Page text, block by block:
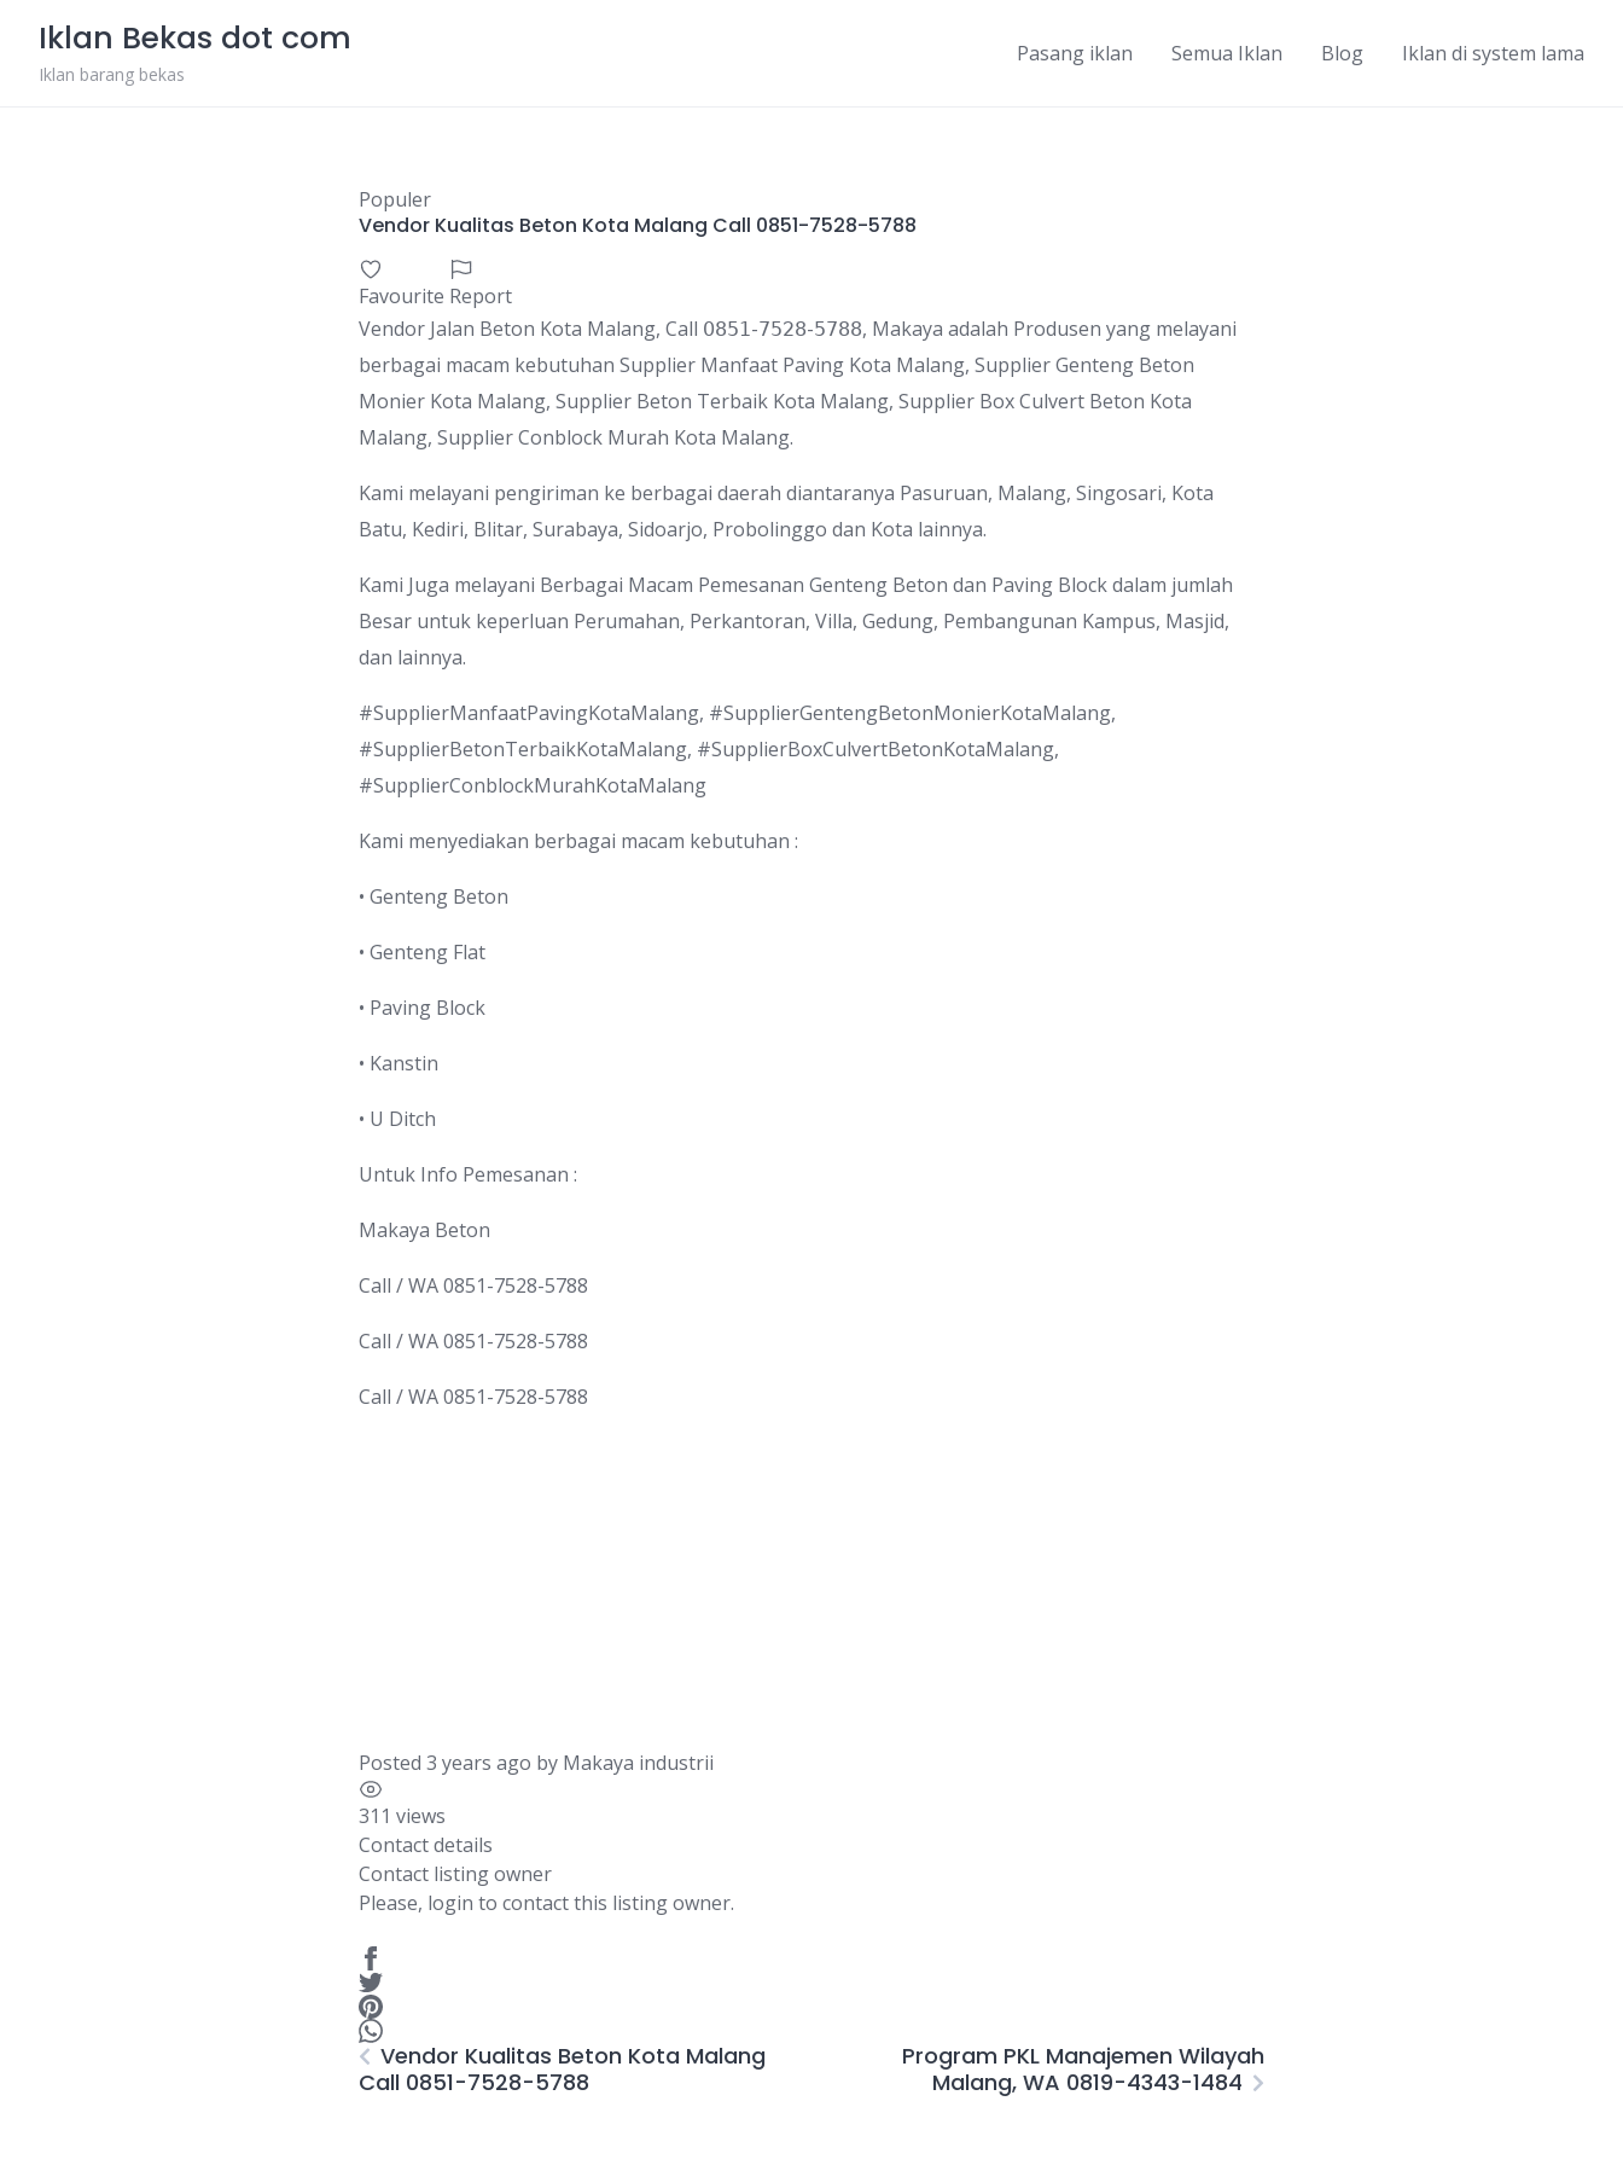
content
Iklan Bekas dot com
Iklan barang bekas
Pasang iklan Semua Iklan Blog Iklan di system lama
Populer
Vendor Kualitas Beton Kota Malang Call 0851-7528-5788
Favourite Report
Vendor Jalan Beton Kota Malang, Call 𝟢𝟪𝟧𝟣-𝟩𝟧𝟤𝟪-𝟧𝟩𝟪𝟪, Makaya adalah Produsen yang melayani
berbagai macam kebutuhan Supplier Manfaat Paving Kota Malang, Supplier Genteng Beton
Monier Kota Malang, Supplier Beton Terbaik Kota Malang, Supplier Box Culvert Beton Kota
Malang, Supplier Conblock Murah Kota Malang.
Kami melayani pengiriman ke berbagai daerah diantaranya Pasuruan, Malang, Singosari, Kota
Batu, Kediri, Blitar, Surabaya, Sidoarjo, Probolinggo dan Kota lainnya.
Kami Juga melayani Berbagai Macam Pemesanan Genteng Beton dan Paving Block dalam jumlah
Besar untuk keperluan Perumahan, Perkantoran, Villa, Gedung, Pembangunan Kampus, Masjid,
dan lainnya.
#SupplierManfaatPavingKotaMalang, #SupplierGentengBetonMonierKotaMalang,
#SupplierBetonTerbaikKotaMalang, #SupplierBoxCulvertBetonKotaMalang,
#SupplierConblockMurahKotaMalang
Kami menyediakan berbagai macam kebutuhan :
• Genteng Beton
• Genteng Flat
• Paving Block
• Kanstin
• U Ditch
Untuk Info Pemesanan :
Makaya Beton
Call / WA 0851-7528-5788
Call / WA 0851-7528-5788
Call / WA 0851-7528-5788
Posted 3 years ago by Makaya industrii
311 views
Contact details
Contact listing owner
Please, login to contact this listing owner.
Vendor Kualitas Beton Kota Malang
Call 0851-7528-5788
Program PKL Manajemen Wilayah
Malang, WA 0819-4343-1484